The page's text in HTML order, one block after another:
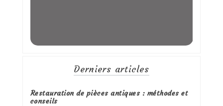
Derniers articles
Restauration de pièces antiques : méthodes et
conseils